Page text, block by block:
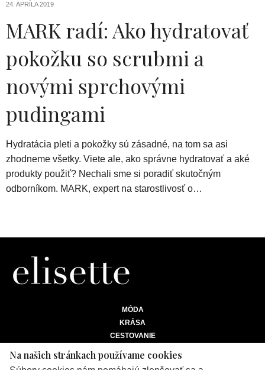
24. APRÍLA 2019
MARK radí: Ako hydratovať
pokožku so scrubmi a
novými sprchovými
pudingami
Hydratácia pleti a pokožky sú zásadné, na tom sa asi
zhodneme všetky. Viete ale, ako správne hydratovať a aké
produkty použiť? Nechali sme si poradiť skutočným
odborníkom. MARK, expert na starostlivosť o…
MÓDA
KRÁSA
CESTOVANIE
ŽIVOTNÝ ŠTÝL
Na našich stránkach používame cookies